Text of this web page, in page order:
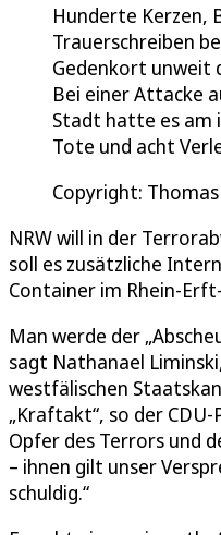
Hunderte Kerzen,
Trauerschreiben
Gedenkort unweit
Bei einer Attacke
Stadt hatte es am
Tote und acht
Copyright:
NRW will in der
soll es zusätzliche
Container im Rhein-
Man werde der
sagt Nathanael
westfälischen
„Kraftakt“, so der
Opfer des Terrors und
– ihnen gilt unser
schuldig.“